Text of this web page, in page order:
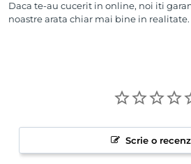
Daca te-au cucerit in online, noi iti
noastre arata chiar mai bine in realitate.
Scrie o